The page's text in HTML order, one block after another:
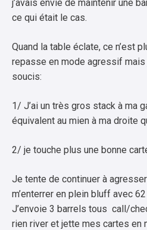
j’avais envie de maintenir une
ce qui était le cas.
Quand la table éclate, ce n’est
repasse en mode agressif mais
soucis:
1/ J’ai un très gros stack à ma
équivalent au mien à ma droite
2/ je touche plus une bonne
Je tente de continuer à
m’enterrer en plein bluff avec
J’envoie 3 barrels tous call/
rien river et jette mes cartes en